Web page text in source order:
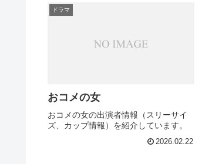
ドラマ
おコメの女
おコメの女の出演者情報（スリーサイ
ズ、カップ情報）を紹介しています。
2026.02.22